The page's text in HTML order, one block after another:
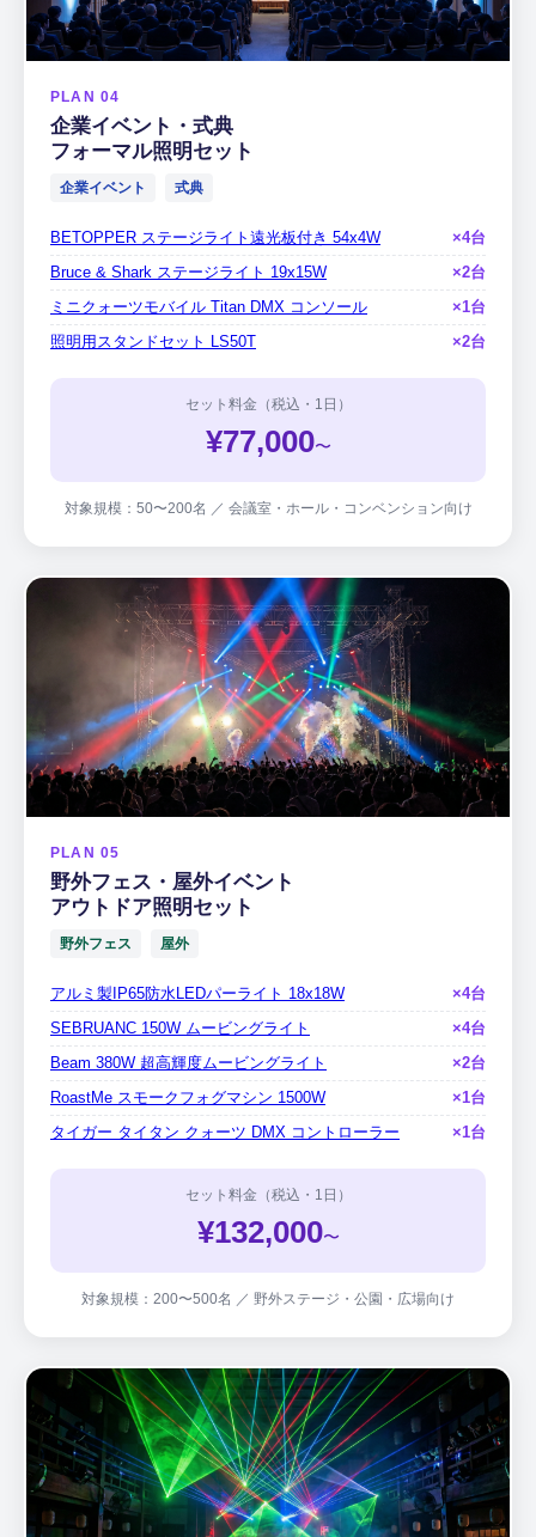
PLAN 04
企業イベント・式典
フォーマル照明セット
企業イベント 式典
BETOPPER ステージライト遠光板付き 54x4W
×4台
Bruce & Shark ステージライト 19x15W
×2台
ミニクォーツモバイル Titan DMX コンソール
×1台
照明用スタンドセット LS50T
×2台
セット料金（税込・1日）
¥77,000〜
対象規模：50〜200名 ／ 会議室・ホール・コンベンション向け
PLAN 05
野外フェス・屋外イベント
アウトドア照明セット
野外フェス 屋外
アルミ製IP65防水LEDパーライト 18x18W
×4台
SEBRUANC 150W ムービングライト
×4台
Beam 380W 超高輝度ムービングライト
×2台
RoastMe スモークフォグマシン 1500W
×1台
タイガー タイタン クォーツ DMX コントローラー
×1台
セット料金（税込・1日）
¥132,000〜
対象規模：200〜500名 ／ 野外ステージ・公園・広場向け